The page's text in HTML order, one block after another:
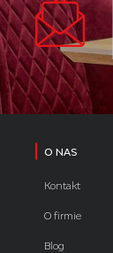
O NAS
Kontakt
O firmie
Blog